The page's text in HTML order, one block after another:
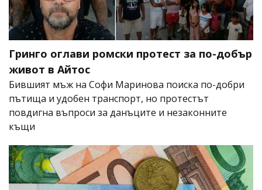
Гринго оглави ромски протест за по-добър
живот в Айтос
Бившият мъж на Софи Маринова поиска по-добри
пътища и удобен транспорт, но протестът
повдигна въпроси за данъците и незаконните
къщи